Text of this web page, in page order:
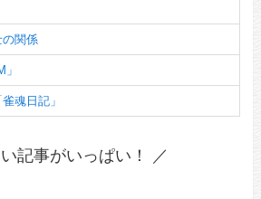
の関係
魂日記」
記事がいっぱい！ ／